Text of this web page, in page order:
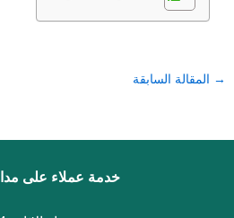
→ المقالة السابقة
خدمة عملاء على